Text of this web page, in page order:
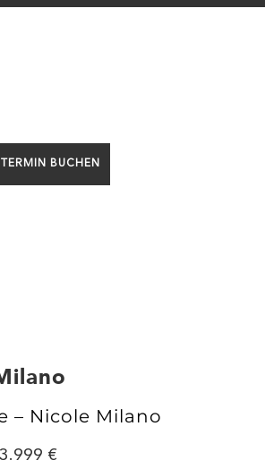
TERMIN BUCHEN
– Nicole Milano
3.999